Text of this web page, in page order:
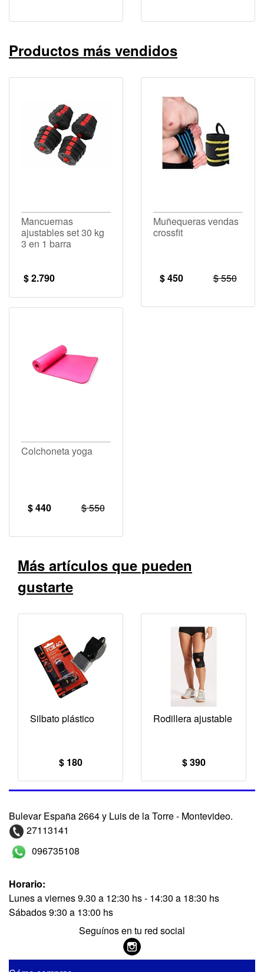
Productos más vendidos
Mancuernas
ajustables set 30 kg
3 en 1 barra
$ 2.790
Muñequeras vendas
crossfit
$ 450 $ 550
Colchoneta yoga
$ 440 $ 550
Más artículos que pueden
gustarte
Silbato plástico
$ 180
Rodillera ajustable
$ 390
Bulevar España 2664 y Luis de la Torre - Montevideo.
27113141
096735108
Horario:
Lunes a viernes 9.30 a 12:30 hs - 14:30 a 18:30 hs
Sábados 9:30 a 13:00 hs
Seguínos en tu red social